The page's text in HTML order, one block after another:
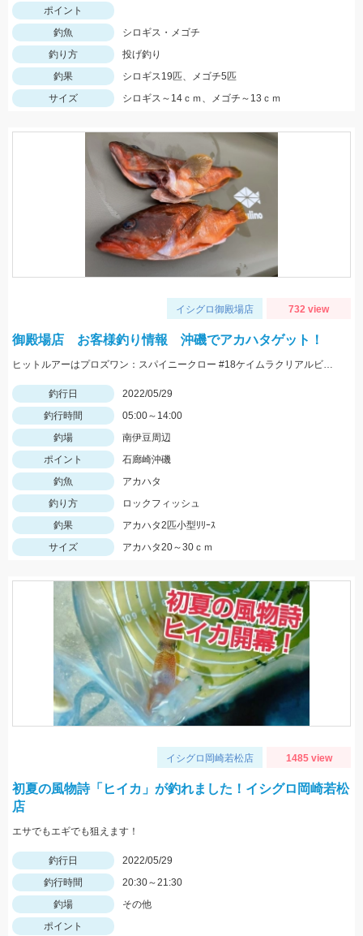
ポイント
釣魚
シロギス・メゴチ
釣り方
投げ釣り
釣果
シロギス19匹、メゴチ5匹
サイズ
シロギス～14ｃｍ、メゴチ～13ｃｍ
イシグロ御殿場店 732 view
御殿場店 お客様釣り情報 沖磯でアカハタゲット！
ヒットルアーはプロズワン：スパイニークロー #18ケイムラクリアルビー 良型アカハタ おめでとうございます！
釣行日
2022/05/29
釣行時間
05:00～14:00
釣場
南伊豆周辺
ポイント
石廊崎沖磯
釣魚
アカハタ
釣り方
ロックフィッシュ
釣果
アカハタ2匹小型ﾘﾘｰｽ
サイズ
アカハタ20～30ｃｍ
イシグロ岡崎若松店 1485 view
初夏の風物詩「ヒイカ」が釣れました！イシグロ岡崎若松
店
エサでもエギでも狙えます！
釣行日
2022/05/29
釣行時間
20:30～21:30
釣場
その他
ポイント